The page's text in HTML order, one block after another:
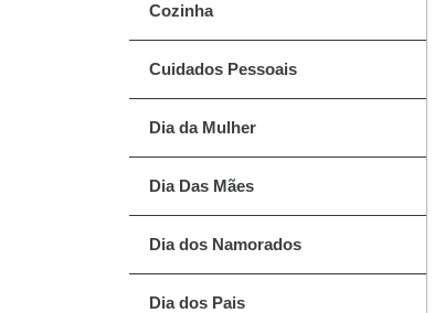
Cozinha
Cuidados Pessoais
Dia da Mulher
Dia Das Mães
Dia dos Namorados
Dia dos Pais